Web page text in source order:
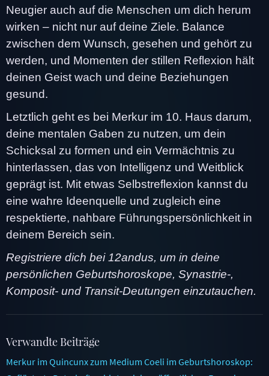
Neugier auch auf die Menschen um dich herum
wirken – nicht nur auf deine Ziele. Balance
zwischen dem Wunsch, gesehen und gehört zu
werden, und Momenten der stillen Reflexion hält
deinen Geist wach und deine Beziehungen
gesund.
Letztlich geht es bei Merkur im 10. Haus darum,
deine mentalen Gaben zu nutzen, um dein
Schicksal zu formen und ein Vermächtnis zu
hinterlassen, das von Intelligenz und Weitblick
geprägt ist. Mit etwas Selbstreflexion kannst du
eine wahre Ideenquelle und zugleich eine
respektierte, nahbare Führungspersönlichkeit in
deinem Bereich sein.
Registriere dich bei 12andus, um in deine
persönlichen Geburtshoroskope, Synastrie-,
Komposit- und Transit-Deutungen einzutauchen.
Verwandte Beiträge
Merkur im Quincunx zum Medium Coeli im Geburtshoroskop: